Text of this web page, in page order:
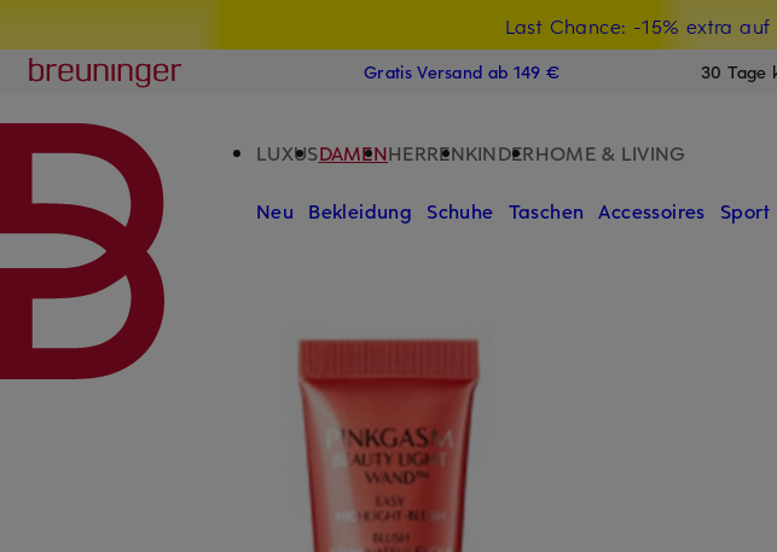
Last Chance: -15% extra auf
15€-
Breuninger
Gratis Versand ab 149 € 30 Tage
LUXUSDAMENHERRENKINDERHOME & LIVING
Neu Bekleidung Schuhe Taschen Accessoires Sport